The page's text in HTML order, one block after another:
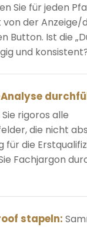
Sie für jeden
der Anzeige/
Button. Ist die
und
rigoros alle
die nicht
für die
Fachjargon
stapeln: